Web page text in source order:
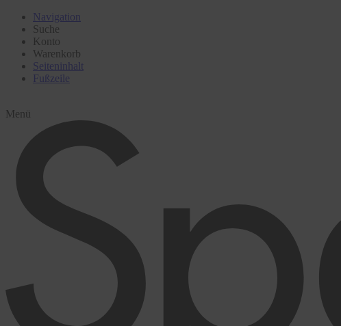
Navigation
Suche
Konto
Warenkorb
Seiteninhalt
Fußzeile
Menü